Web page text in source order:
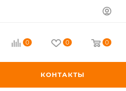
0 0 0
КОНТАКТЫ